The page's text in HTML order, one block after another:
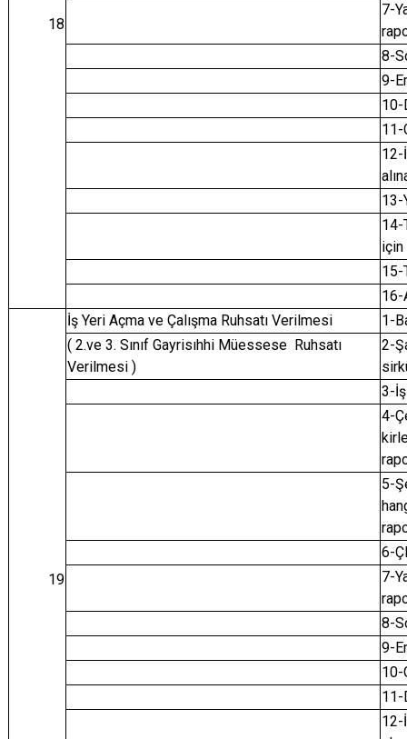
18
7-
8-
9-
10-
11-
12-
13-
14-
için
15-
16-
19
İş Yeri Açma ve Çalışma Ruhsatı Verilmesi
1-
( 2.ve 3. Sınıf Gayrisıhhi Müessese Ruhsatı
Verilmesi )
2-
3-
4-
5-
6-
7-
8-
9-
10-
11-
12-